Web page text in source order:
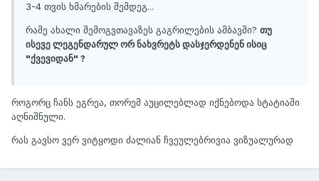
3-4 თვის ხმარების შემდეგ...
რამე ახალი შემოგვთავაზეს გაგრილების ამბავში? თუ
ისევე ლეგენდარულ ორ ნახვრეტს დასჯერდენენ ისიც
"ქვევიდან" ?
როგორც ჩანს ეგრეა, თორემ აუცილებლად იქნებოდა სტატიაში
აღნიშნული.
რას გავსო ვერ ვიტყოდი ძალიან ჩვეულებრივია ვიზუალურად